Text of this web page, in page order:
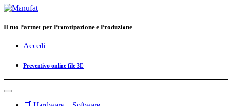
Il tuo Partner per Prototipazione e Produzione
Accedi
Preventivo online file 3D